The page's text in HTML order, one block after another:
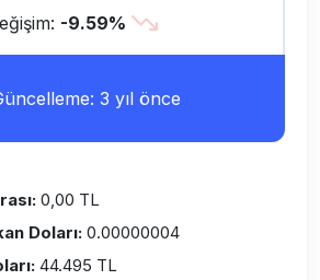
-9.59%
3 yıl önce
0,00 TL
Doları: 0.00000004
44.495 TL